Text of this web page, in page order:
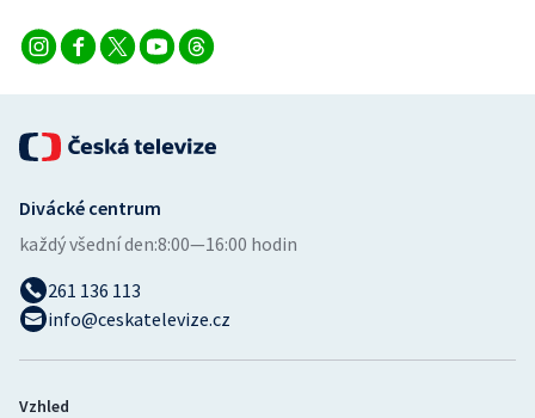
Volejbal
Divácké centrum
každý všední den:8:00—16:00 hodin
261 136 113
info@ceskatelevize.cz
Vzhled